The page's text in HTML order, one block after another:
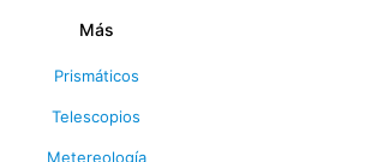
Más
Prismáticos
Telescopios
Metereología